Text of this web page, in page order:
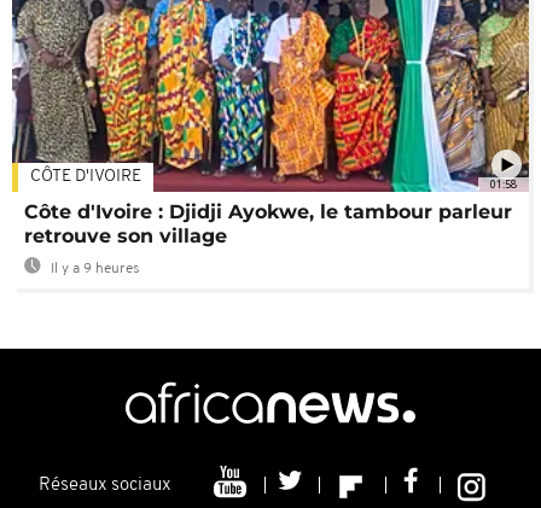
01:58
CÔTE D'IVOIRE
Côte d'Ivoire : Djidji Ayokwe, le tambour parleur
retrouve son village
Il y a 9 heures
Réseaux sociaux